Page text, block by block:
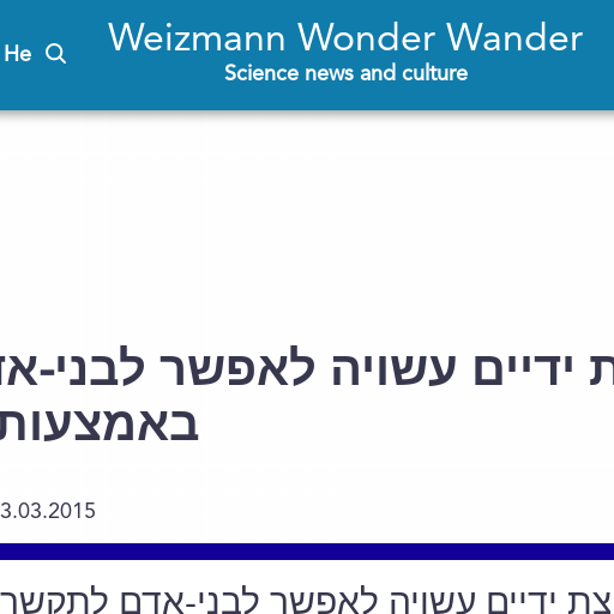
He Weizmann Wonder Wander
Science news and culture
ידיים עשויה לאפשר
ידיים עשויה לאפשר לבני-אדם